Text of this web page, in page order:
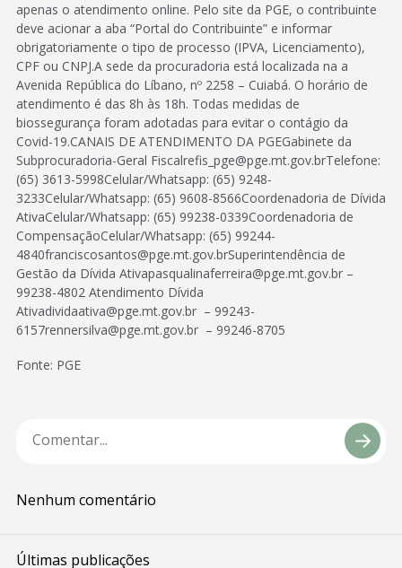
apenas o atendimento online. Pelo site da PGE, o contribuinte
deve acionar a aba “Portal do Contribuinte” e informar
obrigatoriamente o tipo de processo (IPVA, Licenciamento),
CPF ou CNPJ.A sede da procuradoria está localizada na a
Avenida República do Líbano, nº 2258 – Cuiabá. O horário de
atendimento é das 8h às 18h. Todas medidas de
biossegurança foram adotadas para evitar o contágio da
Covid-19.CANAIS DE ATENDIMENTO DA PGEGabinete da
Subprocuradoria-Geral Fiscalrefis_pge@pge.mt.gov.brTelefone:
(65) 3613-5998Celular/Whatsapp: (65) 9248-
3233Celular/Whatsapp: (65) 9608-8566Coordenadoria de Dívida
AtivaCelular/Whatsapp: (65) 99238-0339Coordenadoria de
CompensaçãoCelular/Whatsapp: (65) 99244-
4840franciscosantos@pge.mt.gov.brSuperintendência de
Gestão da Dívida Ativapasqualinaferreira@pge.mt.gov.br –
99238-4802 Atendimento Dívida
Ativadividaativa@pge.mt.gov.br – 99243-
6157rennersilva@pge.mt.gov.br – 99246-8705
Fonte: PGE
Nenhum comentário
Últimas publicações